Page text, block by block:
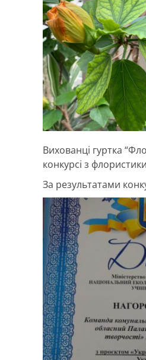
Вихованці гуртка
конкурсі з
За результатами